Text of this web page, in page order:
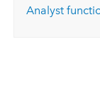
Analyst